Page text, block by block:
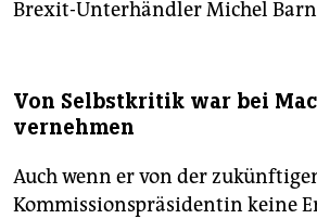
Brexit-Unterhändler Michel
Von Selbstkritik war bei
vernehmen
Auch wenn er von der
Kommissionspräsidentin keine